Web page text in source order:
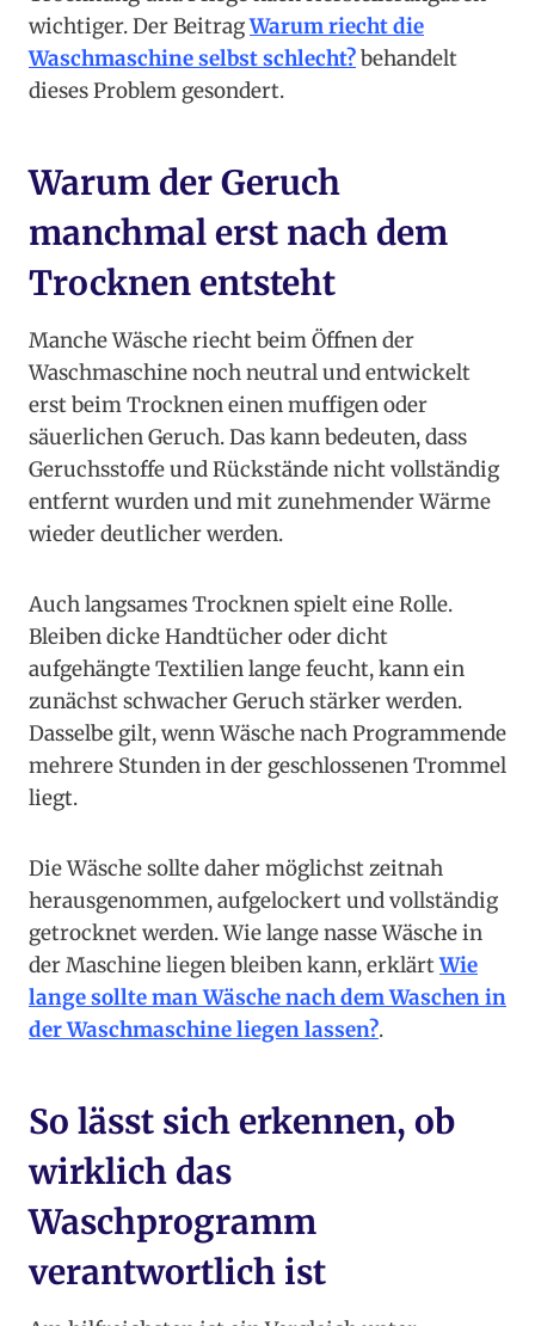
wichtiger. Der BeitragWarum riecht die
Waschmaschine selbst schlecht?behandelt
dieses Problem gesondert.
Warum der Geruch
manchmal erst nach dem
Trocknen entsteht
Manche Wäsche riecht beim Öffnen der
Waschmaschine noch neutral und entwickelt
erst beim Trocknen einen muffigen oder
säuerlichen Geruch. Das kann bedeuten, dass
Geruchsstoffe und Rückstände nicht vollständig
entfernt wurden und mit zunehmender Wärme
wieder deutlicher werden.
Auch langsames Trocknen spielt eine Rolle.
Bleiben dicke Handtücher oder dicht
aufgehängte Textilien lange feucht, kann ein
zunächst schwacher Geruch stärker werden.
Dasselbe gilt, wenn Wäsche nach Programmende
mehrere Stunden in der geschlossenen Trommel
liegt.
Die Wäsche sollte daher möglichst zeitnah
herausgenommen, aufgelockert und vollständig
getrocknet werden. Wie lange nasse Wäsche in
der Maschine liegen bleiben kann, erklärtWie
lange sollte man Wäsche nach dem Waschen in
der Waschmaschine liegen lassen?.
So lässt sich erkennen, ob
wirklich das
Waschprogramm
verantwortlich ist